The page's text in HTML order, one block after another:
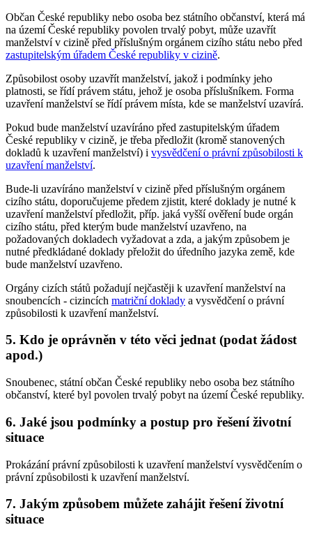
Občan České republiky nebo osoba bez státního občanství, která má
na území České republiky povolen trvalý pobyt, může uzavřít
manželství v cizině před příslušným orgánem cizího státu nebo před
zastupitelským úřadem České republiky v cizině.
Způsobilost osoby uzavřít manželství, jakož i podmínky jeho
platnosti, se řídí právem státu, jehož je osoba příslušníkem. Forma
uzavření manželství se řídí právem místa, kde se manželství uzavírá.
Pokud bude manželství uzavíráno před zastupitelským úřadem
České republiky v cizině, je třeba předložit (kromě stanovených
dokladů k uzavření manželství) i vysvědčení o právní způsobilosti k
uzavření manželství.
Bude-li uzavíráno manželství v cizině před příslušným orgánem
cizího státu, doporučujeme předem zjistit, které doklady je nutné k
uzavření manželství předložit, příp. jaká vyšší ověření bude orgán
cizího státu, před kterým bude manželství uzavřeno, na
požadovaných dokladech vyžadovat a zda, a jakým způsobem je
nutné předkládané doklady přeložit do úředního jazyka země, kde
bude manželství uzavřeno.
Orgány cizích států požadují nejčastěji k uzavření manželství na
snoubencích - cizincích matriční doklady a vysvědčení o právní
způsobilosti k uzavření manželství.
5. Kdo je oprávněn v této věci jednat (podat žádost
apod.)
Snoubenec, státní občan České republiky nebo osoba bez státního
občanství, které byl povolen trvalý pobyt na území České republiky.
6. Jaké jsou podmínky a postup pro řešení životní
situace
Prokázání právní způsobilosti k uzavření manželství vysvědčením o
právní způsobilosti k uzavření manželství.
7. Jakým způsobem můžete zahájit řešení životní
situace